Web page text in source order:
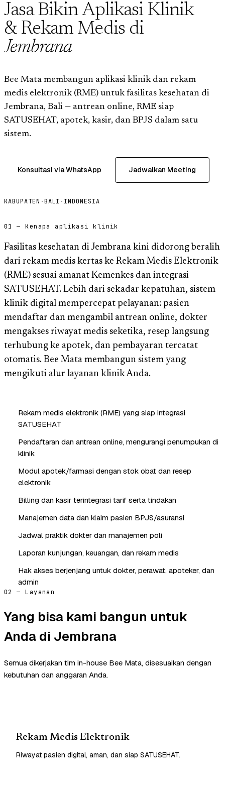
Jasa Bikin Aplikasi Klinik
& Rekam Medis di
Jembrana
Bee Mata membangun aplikasi klinik dan rekam
medis elektronik (RME) untuk fasilitas kesehatan di
Jembrana, Bali — antrean online, RME siap
SATUSEHAT, apotek, kasir, dan BPJS dalam satu
sistem.
Konsultasi via WhatsApp Jadwalkan Meeting
KABUPATEN ·BALI · INDONESIA
01 — Kenapa aplikasi klinik
Fasilitas kesehatan di Jembrana kini didorong beralih
dari rekam medis kertas ke Rekam Medis Elektronik
(RME) sesuai amanat Kemenkes dan integrasi
SATUSEHAT. Lebih dari sekadar kepatuhan, sistem
klinik digital mempercepat pelayanan: pasien
mendaftar dan mengambil antrean online, dokter
mengakses riwayat medis seketika, resep langsung
terhubung ke apotek, dan pembayaran tercatat
otomatis. Bee Mata membangun sistem yang
mengikuti alur layanan klinik Anda.
Rekam medis elektronik (RME) yang siap integrasi
SATUSEHAT
Pendaftaran dan antrean online, mengurangi penumpukan di
klinik
Modul apotek/farmasi dengan stok obat dan resep
elektronik
Billing dan kasir terintegrasi tarif serta tindakan
Manajemen data dan klaim pasien BPJS/asuransi
Jadwal praktik dokter dan manajemen poli
Laporan kunjungan, keuangan, dan rekam medis
Hak akses berjenjang untuk dokter, perawat, apoteker, dan
admin
02 — Layanan
Yang bisa kami bangun untuk
Anda di Jembrana
Semua dikerjakan tim in-house Bee Mata, disesuaikan dengan
kebutuhan dan anggaran Anda.
Rekam Medis Elektronik
Riwayat pasien digital, aman, dan siap SATUSEHAT.